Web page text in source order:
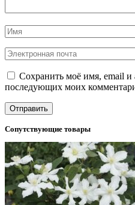
Сохранить моё имя, email и
последующих моих
Сопутствующие товары